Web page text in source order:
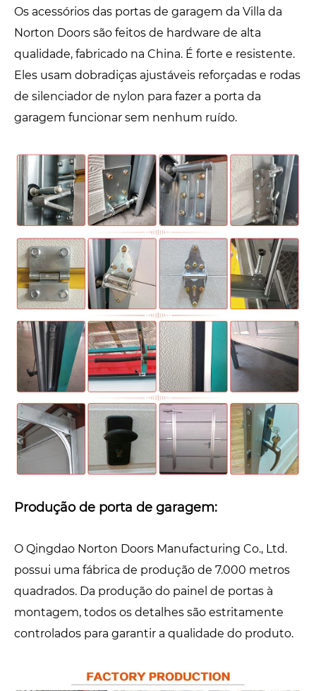
Os acessórios das portas de garagem da Villa da
Norton Doors são feitos de hardware de alta
qualidade, fabricado na China. É forte e resistente.
Eles usam dobradiças ajustáveis ​​reforçadas e rodas
de silenciador de nylon para fazer a porta da
garagem funcionar sem nenhum ruído.
Produção de porta de garagem:
O Qingdao Norton Doors Manufacturing Co., Ltd.
possui uma fábrica de produção de 7.000 metros
quadrados. Da produção do painel de portas à
montagem, todos os detalhes são estritamente
controlados para garantir a qualidade do produto.